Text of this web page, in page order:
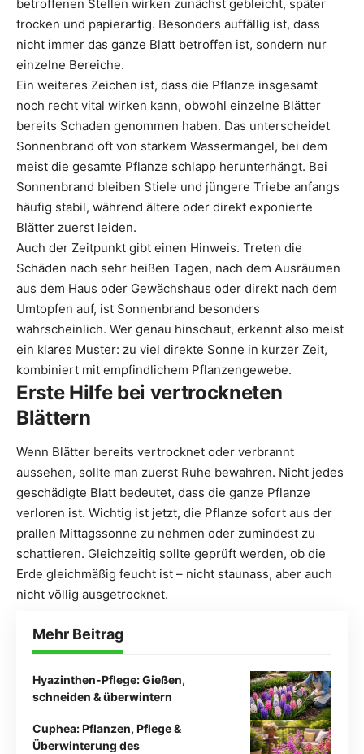
betroffenen Stellen wirken zunächst gebleicht, später
trocken und papierartig. Besonders auffällig ist, dass
nicht immer das ganze Blatt betroffen ist, sondern nur
einzelne Bereiche.
Ein weiteres Zeichen ist, dass die Pflanze insgesamt
noch recht vital wirken kann, obwohl einzelne Blätter
bereits Schaden genommen haben. Das unterscheidet
Sonnenbrand oft von starkem Wassermangel, bei dem
meist die gesamte Pflanze schlapp herunterhängt. Bei
Sonnenbrand bleiben Stiele und jüngere Triebe anfangs
häufig stabil, während ältere oder direkt exponierte
Blätter zuerst leiden.
Auch der Zeitpunkt gibt einen Hinweis. Treten die
Schäden nach sehr heißen Tagen, nach dem Ausräumen
aus dem Haus oder Gewächshaus oder direkt nach dem
Umtopfen auf, ist Sonnenbrand besonders
wahrscheinlich. Wer genau hinschaut, erkennt also meist
ein klares Muster: zu viel direkte Sonne in kurzer Zeit,
kombiniert mit empfindlichem Pflanzengewebe.
Erste Hilfe bei vertrockneten
Blättern
Wenn Blätter bereits vertrocknet oder verbrannt
aussehen, sollte man zuerst Ruhe bewahren. Nicht jedes
geschädigte Blatt bedeutet, dass die ganze Pflanze
verloren ist. Wichtig ist jetzt, die Pflanze sofort aus der
prallen Mittagssonne zu nehmen oder zumindest zu
schattieren. Gleichzeitig sollte geprüft werden, ob die
Erde gleichmäßig feucht ist – nicht staunass, aber auch
nicht völlig ausgetrocknet.
Mehr Beitrag
Hyazinthen-Pflege: Gießen,
schneiden & überwintern
Cuphea: Pflanzen, Pflege &
Überwinterung des